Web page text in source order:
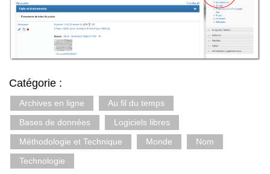
Catégorie :
Archives en ligne
Au fil du temps
Bases de données
Logiciels libres
Méthodologie et Technique
Monde
Nom
Technologie